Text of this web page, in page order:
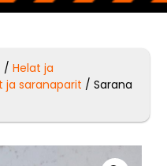
/Helat ja
ja saranaparit / Sarana